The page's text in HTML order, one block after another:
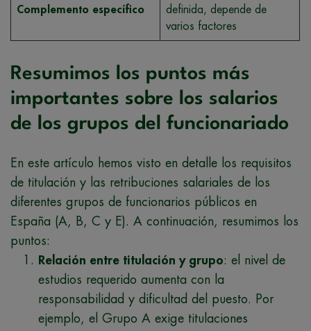
Complemento específico
definida, depende de
varios factores
Resumimos los puntos más
importantes sobre los salarios
de los grupos del funcionariado
En este artículo hemos visto en detalle los requisitos
de titulación y las retribuciones salariales de los
diferentes grupos de funcionarios públicos en
España (A, B, C y E). A continuación, resumimos los
puntos:
Relación entre titulación y grupo: el nivel de
estudios requerido aumenta con la
responsabilidad y dificultad del puesto. Por
ejemplo, el Grupo A exige titulaciones